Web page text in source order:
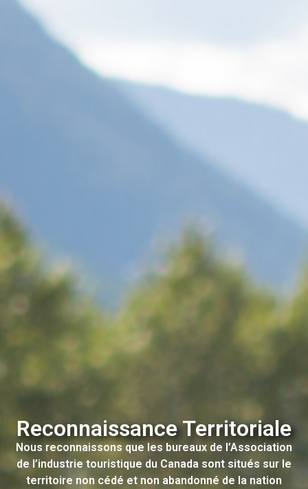
Reconnaissance Territoriale
Nous reconnaissons que les bureaux de l’Association
de l’industrie touristique du Canada sont situés sur le
territoire non cédé et non abandonné de la nation